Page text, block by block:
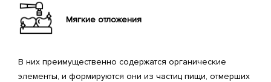
Мягкие отложения
В них преимущественно содержатся органические
элементы, и формируются они из частиц пищи, отмерших